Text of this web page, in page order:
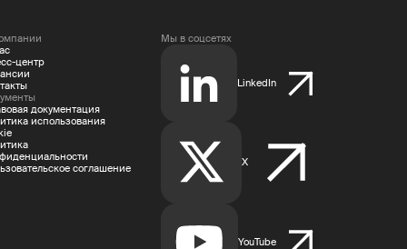
центр
документация
использования
соглашение
Мы в соцсетях
LinkedIn
X
YouTube